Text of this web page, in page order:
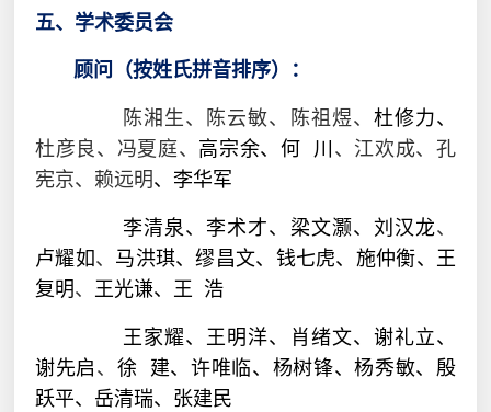
五、学术委员会
顾问（按姓氏拼音排序）：
陈湘生、陈云敏、陈祖煜、 杜修力、
杜彦良、冯夏庭、 高宗余、 何 川、江欢成、孔
宪京、赖远明、李华军
李清泉、李术才、 梁文灏、 刘汉龙、
卢耀如、 马洪琪、缪昌文、钱七虎、施仲衡、 王
复明、 王光谦、王 浩
王家耀、王明洋、肖绪文、谢礼立、
谢先启、 徐 建、许唯临、杨树锋、杨秀敏、殷
跃平、岳清瑞、 张建民